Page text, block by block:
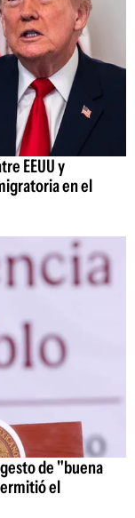
EEUU y
en el
de "buena
el